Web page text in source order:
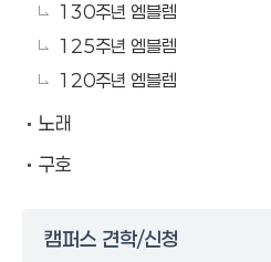
130주년 엠블렘
125주년 엠블렘
120주년 엠블렘
노래
구호
캠퍼스 견학/신청